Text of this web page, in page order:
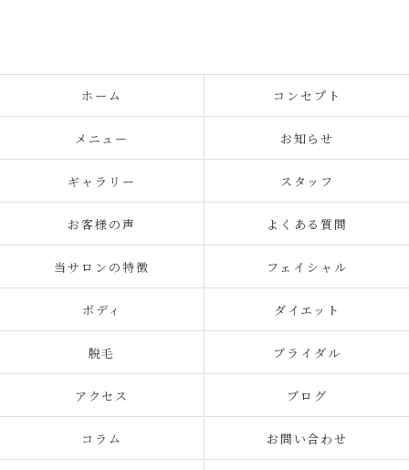
ホーム コンセプト
メニュー お知らせ
ギャラリー スタッフ
お客様の声 よくある質問
当サロンの特徴 フェイシャル
ボディ ダイエット
脱毛 ブライダル
アクセス ブログ
コラム お問い合わせ